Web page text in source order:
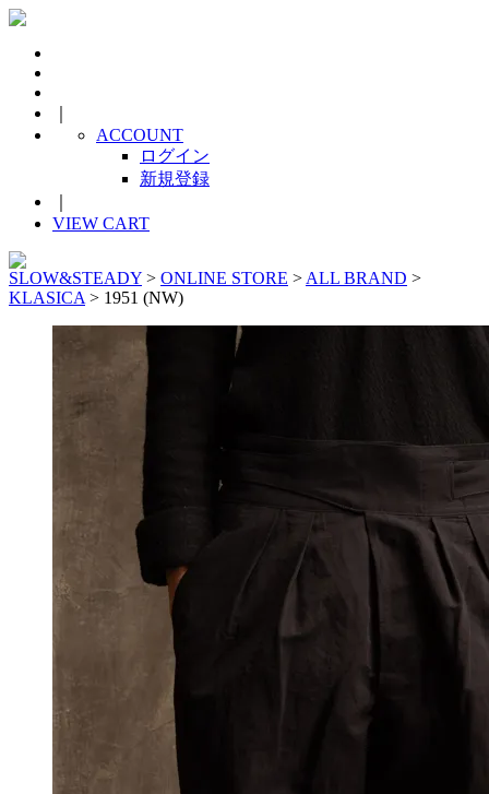
ACCOUNT
ログイン
新規登録
VIEW CART
SLOW&STEADY > ONLINE STORE > ALL BRAND >
KLASICA > 1951 (NW)